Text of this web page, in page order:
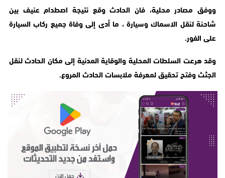
ووفق مصادر محلية، فان الحادث وقع نتيجة اصطدام عنيف بين
شاحنة لنقل الاسماك وسيارة ، ما أدى إلى وفاة جميع ركاب السيارة
على الفور.
وقد هرعت السلطات المحلية والوقاية المدنية إلى مكان الحادث لنقل
الجثث وفتح تحقيق لمعرفة ملابسات الحادث المروع.